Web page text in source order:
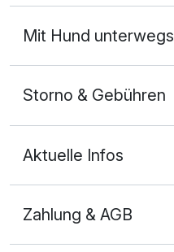
Mit Hund unterwegs
Storno & Gebühren
Aktuelle Infos
Zahlung & AGB